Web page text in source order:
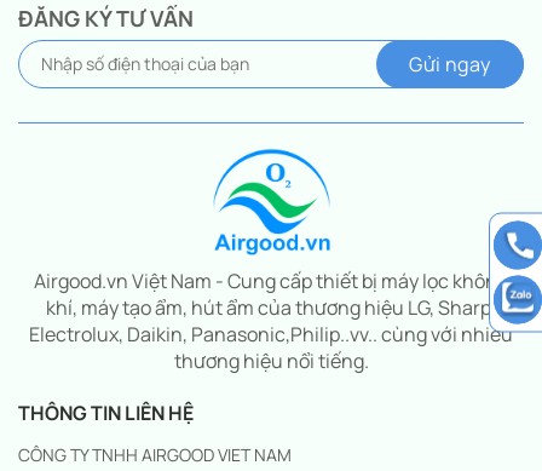
ĐĂNG KÝ TƯ VẤN
Airgood.vn Việt Nam - Cung cấp thiết bị máy lọc không
khí, máy tạo ẩm, hút ẩm của thương hiệu LG, Sharp,
Electrolux, Daikin, Panasonic,Philip..vv.. cùng với nhiều
thương hiệu nổi tiếng.
THÔNG TIN LIÊN HỆ
CÔNG TY TNHH AIRGOOD VIET NAM